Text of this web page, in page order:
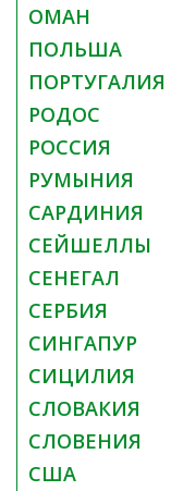
ОМАН
ПОЛЬША
ПОРТУГАЛИЯ
РОДОС
РОССИЯ
РУМЫНИЯ
САРДИНИЯ
СЕЙШЕЛЛЫ
СЕНЕГАЛ
СЕРБИЯ
СИНГАПУР
СИЦИЛИЯ
СЛОВАКИЯ
СЛОВЕНИЯ
США